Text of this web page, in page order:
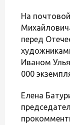
На
перед
Иваном
000
Елена